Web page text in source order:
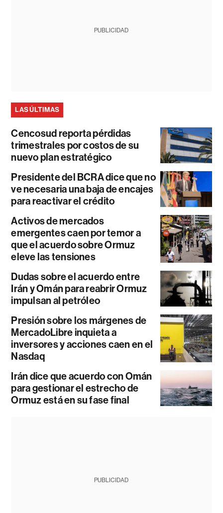
PUBLICIDAD
LAS ÚLTIMAS
Cencosud reporta pérdidas
trimestrales por costos de su
nuevo plan estratégico
Presidente del BCRA dice que no
ve necesaria una baja de encajes
para reactivar el crédito
Activos de mercados
emergentes caen por temor a
que el acuerdo sobre Ormuz
eleve las tensiones
Dudas sobre el acuerdo entre
Irán y Omán para reabrir Ormuz
impulsan al petróleo
Presión sobre los márgenes de
MercadoLibre inquieta a
inversores y acciones caen en el
Nasdaq
Irán dice que acuerdo con Omán
para gestionar el estrecho de
Ormuz está en su fase final
PUBLICIDAD